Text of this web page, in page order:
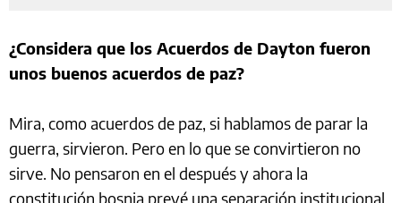
¿Considera que los Acuerdos de Dayton fueron
unos buenos acuerdos de paz?
Mira, como acuerdos de paz, si hablamos de parar la
guerra, sirvieron. Pero en lo que se convirtieron no
sirve. No pensaron en el después y ahora la
constitución bosnia prevé una separación institucional